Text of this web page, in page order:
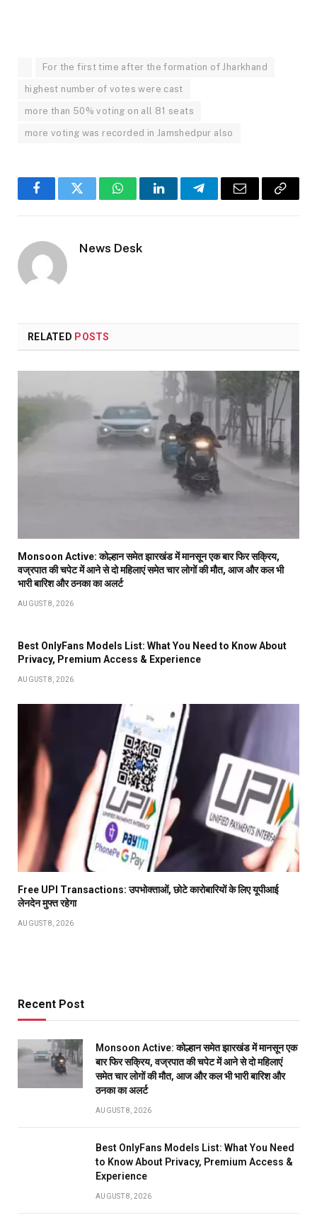
For the first time after the formation of Jharkhand
highest number of votes were cast
more than 50% voting on all 81 seats
more voting was recorded in Jamshedpur also
FacebookTwitter WhatsAppLinkedInTelegramEmail
Copy
News Desk
RELATED POSTS
Monsoon Active: कोल्हान समेत झारखंड में मानसून एक बार फिर सक्रिय,
वज्रपात की चपेट में आने से दो महिलाएं समेत चार लोगों की मौत, आज और कल भी
भारी बारिश और ठनका का अलर्ट
AUGUST 8, 2026
Best OnlyFans Models List: What You Need to Know About
Privacy, Premium Access & Experience
AUGUST 8, 2026
Free UPI Transactions: उपभोक्ताओं, छोटे कारोबारियों के लिए यूपीआई
लेनदेन मुफ्त रहेगा
AUGUST 8, 2026
Recent Post
Monsoon Active: कोल्हान समेत झारखंड में मानसून एक
बार फिर सक्रिय, वज्रपात की चपेट में आने से दो महिलाएं
समेत चार लोगों की मौत, आज और कल भी भारी बारिश और
ठनका का अलर्ट
AUGUST 8, 2026
Best OnlyFans Models List: What You Need
to Know About Privacy, Premium Access &
Experience
AUGUST 8, 2026